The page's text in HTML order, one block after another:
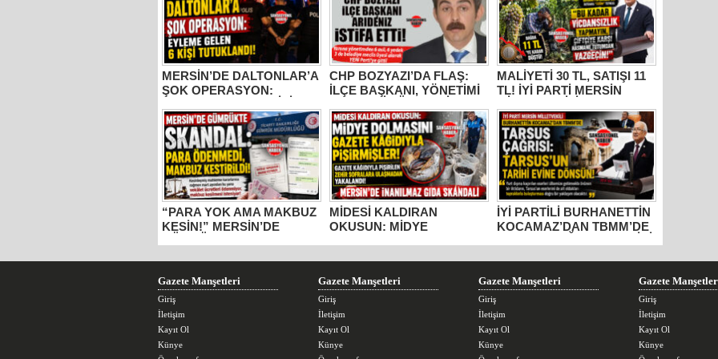
MERSİN’DE DALTONLAR’A
ŞOK OPERASYON:
EYLEME GELEN 6 KİŞİ
TUTUKLANDI!
CHP BOZYAZI’DA FLAŞ:
İLÇE BAŞKANI, YÖNETİMİ
VE MECLİS ÜYELERİ
PARTİDEN AYRILDI, YENİ
PARTİ’YE GİTTİ!
MALİYETİ 30 TL, SATIŞI 11
TL! İYİ PARTİ MERSİN
MİLLETVEKİLİ
BURHANETTİN
KOCAMAZ’DAN İKTİDARA
“ÜZÜM” TEPKİSİ: “BU
KADAR VİCDANSIZLIK
YAPMAYIN!”
“PARA YOK AMA MAKBUZ
KESİN!” MERSİN’DE
GÜMRÜKTE SKANDAL
YAZIŞMALAR!
MİDESİ KALDIRAN
OKUSUN: MİDYE
KÂĞIDIYLA PİŞİRMİŞLER!
MERSİN’DE İNANILMAZ
İYİ PARTİLİ BURHANETTİN
KOCAMAZ’DAN TBMM’DE
TARSUS ÇAĞRISI: “TARİHİ
ESERLER AİT OLDUĞU
TOPRAKLARA DÖNMELİ!”
Gazete Manşetleri
Giriş
İletişim
Kayıt Ol
Künye
Gazete Manşetleri
Giriş
İletişim
Kayıt Ol
Künye
Gazete Manşetleri
Giriş
İletişim
Kayıt Ol
Künye
Gazete
Giriş
İletişim
Kayıt Ol
Künye